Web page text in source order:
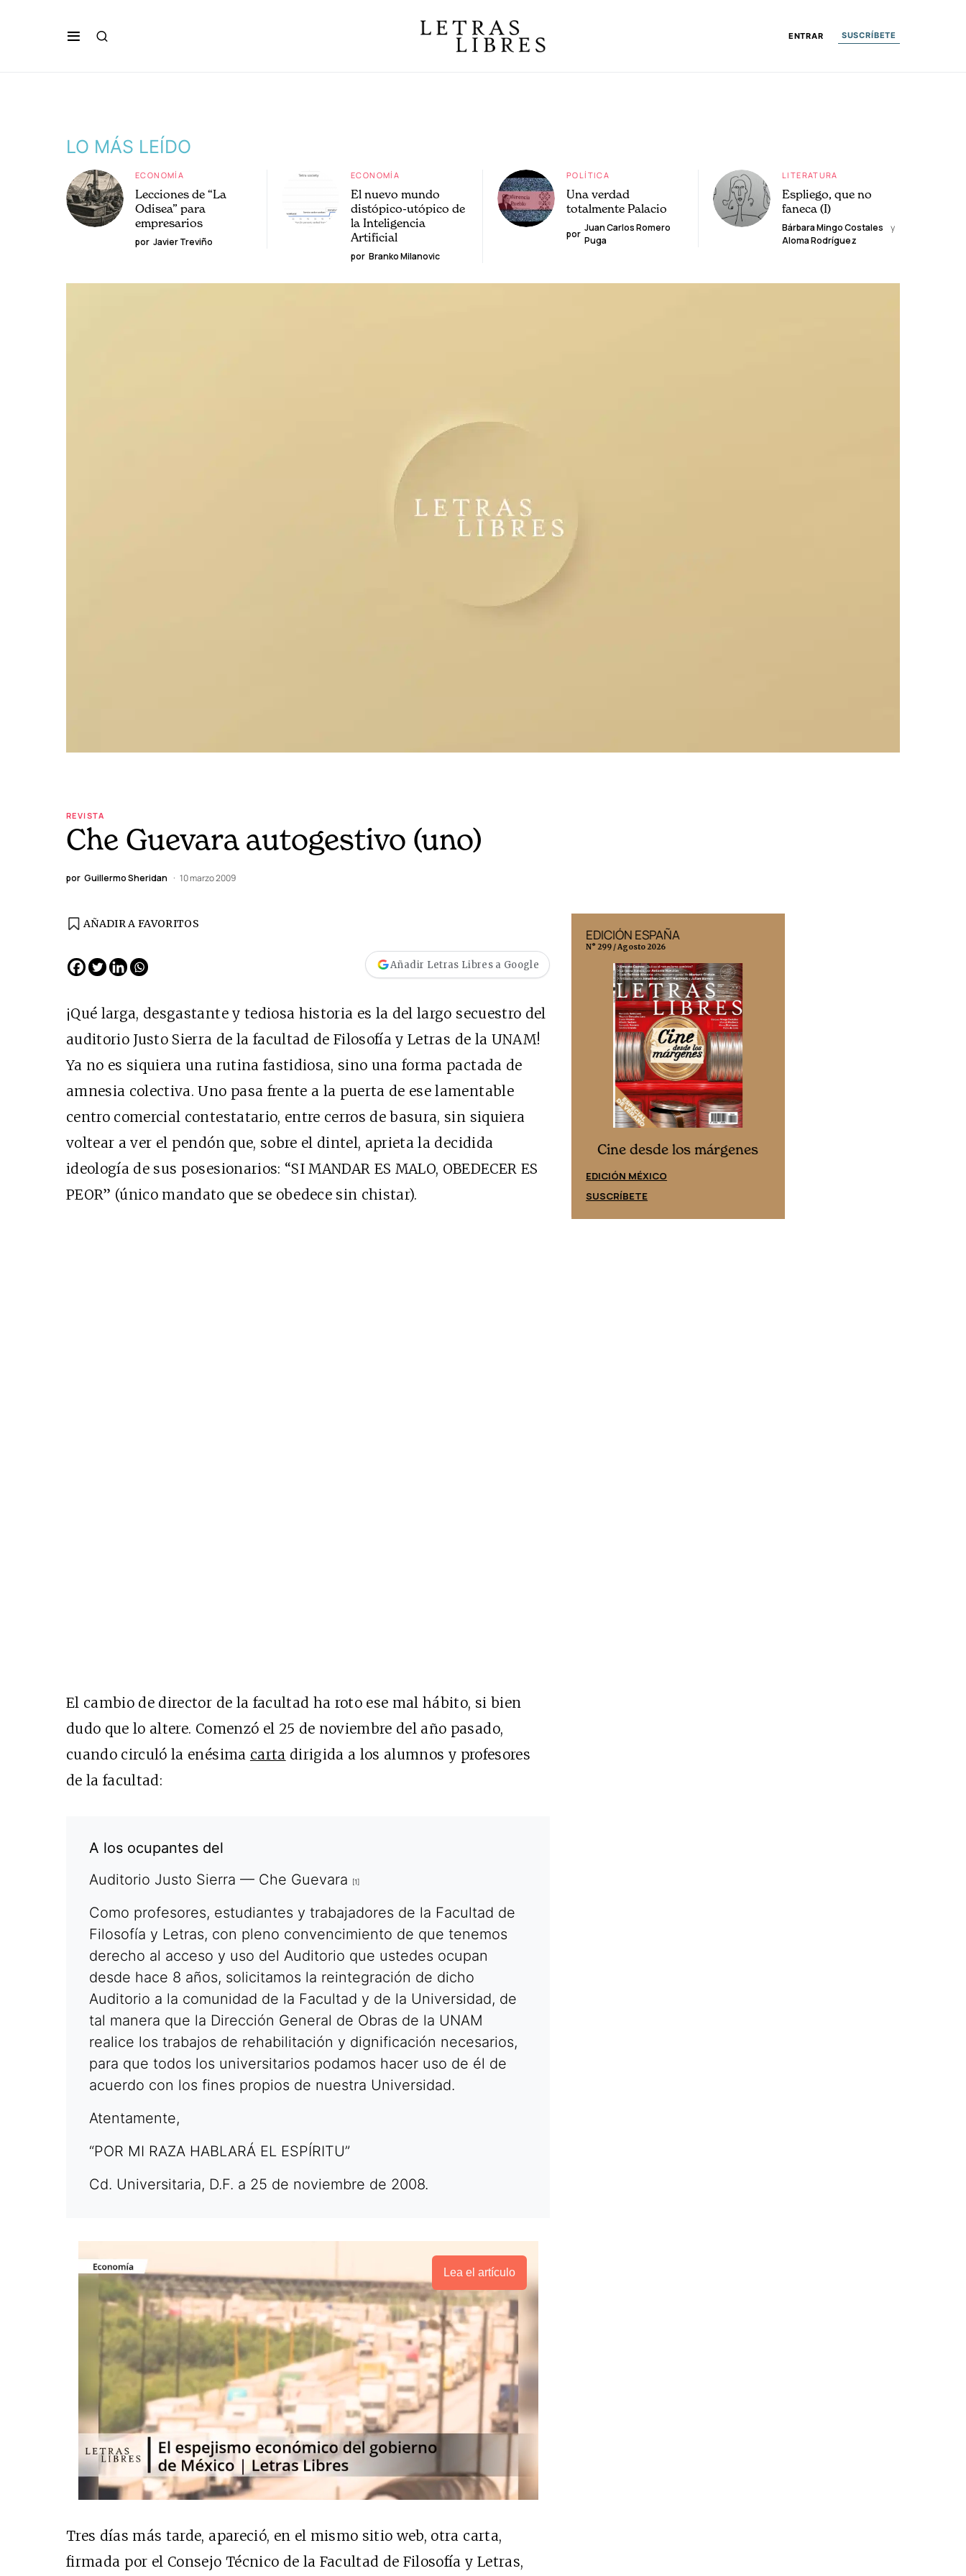
ENTRAR SUSCRÍBETE
LO MÁS LEÍDO
ECONOMÍA
Lecciones de “La
Odisea” para
empresarios
por Javier Treviño
ECONOMÍA
El nuevo mundo
distópico-utópico de
la Inteligencia
Artificial
por Branko Milanovic
POLÍTICA
Una verdad
totalmente Palacio
por
Juan Carlos Romero
Puga
LITERATURA
Espliego, que no
faneca (I)
Bárbara Mingo Costales
y
Aloma Rodríguez
REVISTA
Che Guevara autogestivo (uno)
por Guillermo Sheridan 10 marzo 2009
AÑADIR A FAVORITOS
Añadir Letras Libres a Google
¡Qué larga, desgastante y tediosa historia es la del largo secuestro del
auditorio Justo Sierra de la facultad de Filosofía y Letras de la UNAM!
Ya no es siquiera una rutina fastidiosa, sino una forma pactada de
amnesia colectiva. Uno pasa frente a la puerta de ese lamentable
centro comercial contestatario, entre cerros de basura, sin siquiera
voltear a ver el pendón que, sobre el dintel, aprieta la decidida
ideología de sus posesionarios: “SI MANDAR ES MALO, OBEDECER ES
PEOR” (único mandato que se obedece sin chistar).
El cambio de director de la facultad ha roto ese mal hábito, si bien
dudo que lo altere. Comenzó el 25 de noviembre del año pasado,
cuando circuló la enésima carta dirigida a los alumnos y profesores
de la facultad:
A los ocupantes del
Auditorio Justo Sierra — Che Guevara
[1]
Como profesores, estudiantes y trabajadores de la Facultad de
Filosofía y Letras, con pleno convencimiento de que tenemos
derecho al acceso y uso del Auditorio que ustedes ocupan
desde hace 8 años, solicitamos la reintegración de dicho
Auditorio a la comunidad de la Facultad y de la Universidad, de
tal manera que la Dirección General de Obras de la UNAM
realice los trabajos de rehabilitación y dignificación necesarios,
para que todos los universitarios podamos hacer uso de él de
acuerdo con los fines propios de nuestra Universidad.
Atentamente,
“POR MI RAZA HABLARÁ EL ESPÍRITU”
Cd. Universitaria, D.F. a 25 de noviembre de 2008.
Lea el artículo
Tres días más tarde, apareció, en el mismo sitio web, otra carta,
firmada por el Consejo Técnico de la Facultad de Filosofía y Letras,
Cine desde los márgenes
EDICIÓN MÉXICO
SUSCRÍBETE
Cine desde los márgenes
EDICIÓN ESPAÑA
SUSCRÍBETE
EDICIÓN ESPAÑA
N° 299 / Agosto 2026
Cine desde los márgenes
EDICIÓN MÉXICO
SUSCRÍBETE